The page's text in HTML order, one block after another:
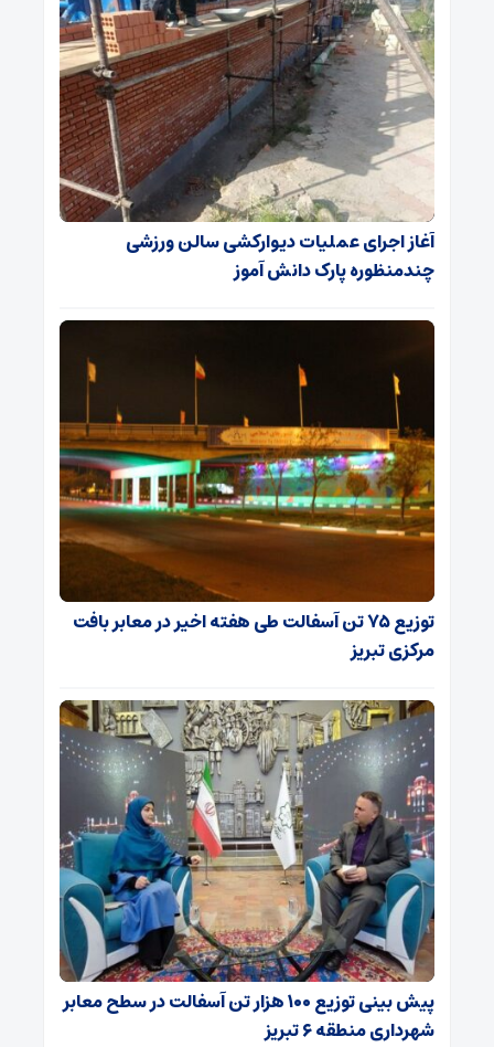
آغاز اجرای عملیات دیوارکشی سالن ورزشی
چندمنظوره پارک دانش آموز
توزیع ۷۵ تن آسفالت طی هفته اخیر در معابر بافت
مرکزی تبریز
پیش بینی توزیع ۱۰۰ هزار تن آسفالت در سطح معابر
شهرداری منطقه ۶ تبریز